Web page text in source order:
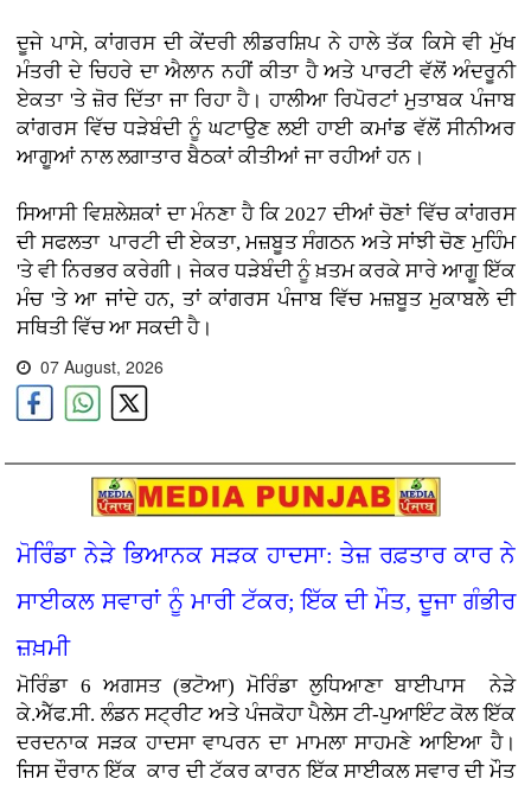
ਦੂਜੇ ਪਾਸੇ, ਕਾਂਗਰਸ ਦੀ ਕੇਂਦਰੀ ਲੀਡਰਸ਼ਿਪ ਨੇ ਹਾਲੇ ਤੱਕ ਕਿਸੇ ਵੀ ਮੁੱਖ
ਮੰਤਰੀ ਦੇ ਚਿਹਰੇ ਦਾ ਐਲਾਨ ਨਹੀਂ ਕੀਤਾ ਹੈ ਅਤੇ ਪਾਰਟੀ ਵੱਲੋਂ ਅੰਦਰੂਨੀ
ਏਕਤਾ 'ਤੇ ਜ਼ੋਰ ਦਿੱਤਾ ਜਾ ਰਿਹਾ ਹੈ। ਹਾਲੀਆ ਰਿਪੋਰਟਾਂ ਮੁਤਾਬਕ ਪੰਜਾਬ
ਕਾਂਗਰਸ ਵਿੱਚ ਧੜੇਬੰਦੀ ਨੂੰ ਘਟਾਉਣ ਲਈ ਹਾਈ ਕਮਾਂਡ ਵੱਲੋਂ ਸੀਨੀਅਰ
ਆਗੂਆਂ ਨਾਲ ਲਗਾਤਾਰ ਬੈਠਕਾਂ ਕੀਤੀਆਂ ਜਾ ਰਹੀਆਂ ਹਨ।
ਸਿਆਸੀ ਵਿਸ਼ਲੇਸ਼ਕਾਂ ਦਾ ਮੰਨਣਾ ਹੈ ਕਿ 2027 ਦੀਆਂ ਚੋਣਾਂ ਵਿੱਚ ਕਾਂਗਰਸ
ਦੀ ਸਫਲਤਾ ਪਾਰਟੀ ਦੀ ਏਕਤਾ, ਮਜ਼ਬੂਤ ਸੰਗਠਨ ਅਤੇ ਸਾਂਝੀ ਚੋਣ ਮੁਹਿੰਮ
'ਤੇ ਵੀ ਨਿਰਭਰ ਕਰੇਗੀ। ਜੇਕਰ ਧੜੇਬੰਦੀ ਨੂੰ ਖ਼ਤਮ ਕਰਕੇ ਸਾਰੇ ਆਗੂ ਇੱਕ
ਮੰਚ 'ਤੇ ਆ ਜਾਂਦੇ ਹਨ, ਤਾਂ ਕਾਂਗਰਸ ਪੰਜਾਬ ਵਿੱਚ ਮਜ਼ਬੂਤ ਮੁਕਾਬਲੇ ਦੀ
ਸਥਿਤੀ ਵਿੱਚ ਆ ਸਕਦੀ ਹੈ।
07 August, 2026
ਮੋਰਿੰਡਾ ਨੇੜੇ ਭਿਆਨਕ ਸੜਕ ਹਾਦਸਾ: ਤੇਜ਼ ਰਫ਼ਤਾਰ ਕਾਰ ਨੇ
ਸਾਈਕਲ ਸਵਾਰਾਂ ਨੂੰ ਮਾਰੀ ਟੱਕਰ; ਇੱਕ ਦੀ ਮੌਤ, ਦੂਜਾ ਗੰਭੀਰ
ਜ਼ਖ਼ਮੀ
ਮੋਰਿੰਡਾ 6 ਅਗਸਤ (ਭਟੋਆ)ਮੋਰਿੰਡਾ ਲੁਧਿਆਣਾ ਬਾਈਪਾਸ ਨੇੜੇ
ਕੇ.ਐੱਫ.ਸੀ. ਲੰਡਨ ਸਟ੍ਰੀਟ ਅਤੇ ਪੰਜਕੋਹਾ ਪੈਲੇਸ ਟੀ-ਪੁਆਇੰਟ ਕੋਲ ਇੱਕ
ਦਰਦਨਾਕ ਸੜਕ ਹਾਦਸਾ ਵਾਪਰਨ ਦਾ ਮਾਮਲਾ ਸਾਹਮਣੇ ਆਇਆ ਹੈ।
ਜਿਸ ਦੌਰਾਨ ਇੱਕ ਕਾਰ ਦੀ ਟੱਕਰ ਕਾਰਨ ਇੱਕ ਸਾਈਕਲ ਸਵਾਰ ਦੀ ਮੌਤ